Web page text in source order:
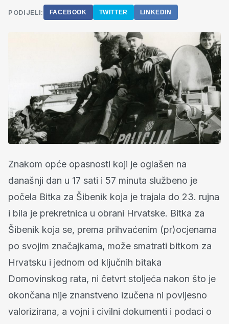
PODIJELI: FACEBOOK TWITTER LINKEDIN
Znakom opće opasnosti koji je oglašen na
današnji dan u 17 sati i 57 minuta službeno je
počela Bitka za Šibenik koja je trajala do 23. rujna
i bila je prekretnica u obrani Hrvatske. Bitka za
Šibenik koja se, prema prihvaćenim (pr)ocjenama
po svojim značajkama, može smatrati bitkom za
Hrvatsku i jednom od ključnih bitaka
Domovinskog rata, ni četvrt stoljeća nakon što je
okončana nije znanstveno izučena ni povijesno
valorizirana, a vojni i civilni dokumenti i podaci o